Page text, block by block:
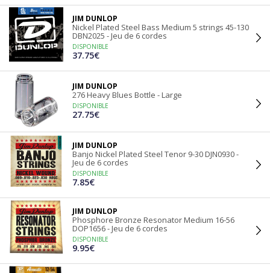
JIM DUNLOP
Nickel Plated Steel Bass Medium 5 strings 45-130
DBN2025 - Jeu de 6 cordes
DISPONIBLE
37.75€
JIM DUNLOP
276 Heavy Blues Bottle - Large
DISPONIBLE
27.75€
JIM DUNLOP
Banjo Nickel Plated Steel Tenor 9-30 DJN0930 -
Jeu de 6 cordes
DISPONIBLE
7.85€
JIM DUNLOP
Phosphore Bronze Resonator Medium 16-56
DOP1656 - Jeu de 6 cordes
DISPONIBLE
9.95€